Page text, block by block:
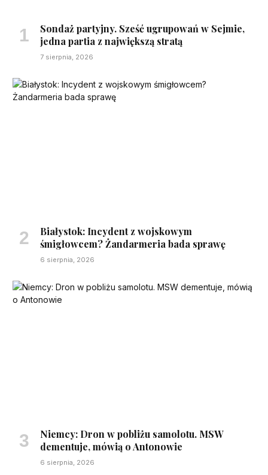
Sondaż partyjny. Sześć ugrupowań w Sejmie,
jedna partia z największą stratą
7 sierpnia, 2026
Białystok: Incydent z wojskowym
śmigłowcem? Żandarmeria bada sprawę
6 sierpnia, 2026
Niemcy: Dron w pobliżu samolotu. MSW
dementuje, mówią o Antonowie
6 sierpnia, 2026